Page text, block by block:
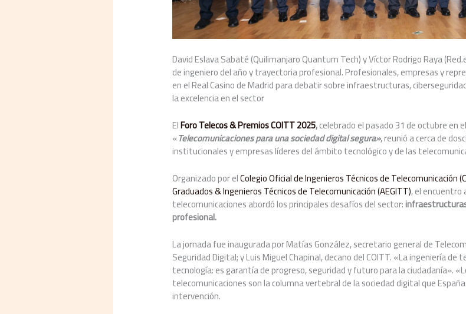
David Eslava Sabaté (Quilimanjaro Quantum Tech) y Víctor Rodrigo Raya
de ingeniero del año y trayectoria profesional. Profesionales, empresas y
en el Real Casino de Madrid para debatir sobre infraestructuras,
la excelencia en el sector
ElForo Telecos & Premios COITT 2025,celebrado el pasado 31 de octubre en
«Telecomunicaciones para una sociedad digital segura», reunió a cerca de
institucionales y empresas líderes del ámbito tecnológico y de las
Organizado por elColegio Oficial de Ingenieros Técnicos de Telecomunicación
Graduados & Ingenieros Técnicos de Telecomunicación (AEGITT), el encuentro
telecomunicaciones abordó los principales desafíos del sector:
profesional.
La jornada fue inaugurada por Matías González, secretario general de
Seguridad Digital; y Luis Miguel Chapinal, decano del COITT. «La ingeniería
tecnología: es garantía de progreso, seguridad y futuro para la ciudadanía».
telecomunicaciones son la columna vertebral de la sociedad digital que
intervención.